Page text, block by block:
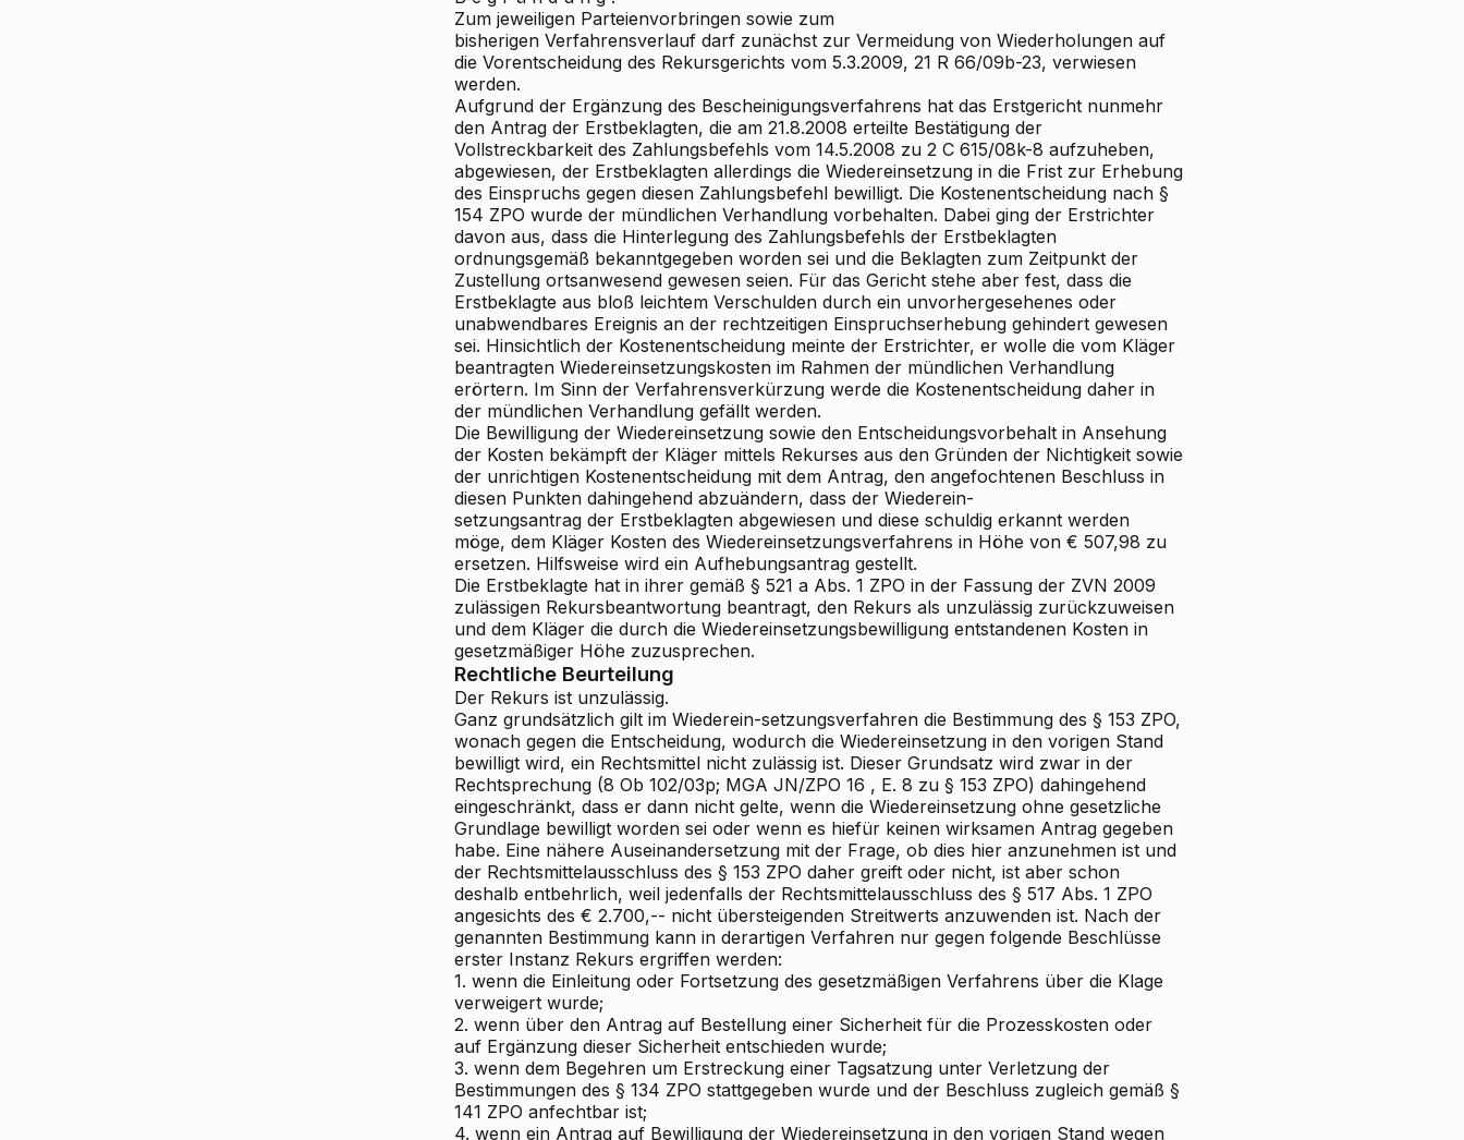
Zum jeweiligen Parteienvorbringen sowie zum
bisherigen Verfahrensverlauf darf zunächst zur Vermeidung von Wiederholungen auf
die Vorentscheidung des Rekursgerichts vom 5.3.2009, 21 R 66/09b-23, verwiesen
werden.
Aufgrund der Ergänzung des Bescheinigungsverfahrens hat das Erstgericht nunmehr
den Antrag der Erstbeklagten, die am 21.8.2008 erteilte Bestätigung der
Vollstreckbarkeit des Zahlungsbefehls vom 14.5.2008 zu 2 C 615/08k-8 aufzuheben,
abgewiesen, der Erstbeklagten allerdings die Wiedereinsetzung in die Frist zur Erhebung
des Einspruchs gegen diesen Zahlungsbefehl bewilligt. Die Kostenentscheidung nach §
154 ZPO wurde der mündlichen Verhandlung vorbehalten. Dabei ging der Erstrichter
davon aus, dass die Hinterlegung des Zahlungsbefehls der Erstbeklagten
ordnungsgemäß bekanntgegeben worden sei und die Beklagten zum Zeitpunkt der
Zustellung ortsanwesend gewesen seien. Für das Gericht stehe aber fest, dass die
Erstbeklagte aus bloß leichtem Verschulden durch ein unvorhergesehenes oder
unabwendbares Ereignis an der rechtzeitigen Einspruchserhebung gehindert gewesen
sei. Hinsichtlich der Kostenentscheidung meinte der Erstrichter, er wolle die vom Kläger
beantragten Wiedereinsetzungskosten im Rahmen der mündlichen Verhandlung
erörtern. Im Sinn der Verfahrensverkürzung werde die Kostenentscheidung daher in
der mündlichen Verhandlung gefällt werden.
Die Bewilligung der Wiedereinsetzung sowie den Entscheidungsvorbehalt in Ansehung
der Kosten bekämpft der Kläger mittels Rekurses aus den Gründen der Nichtigkeit sowie
der unrichtigen Kostenentscheidung mit dem Antrag, den angefochtenen Beschluss in
diesen Punkten dahingehend abzuändern, dass der Wiederein-
setzungsantrag der Erstbeklagten abgewiesen und diese schuldig erkannt werden
möge, dem Kläger Kosten des Wiedereinsetzungsverfahrens in Höhe von € 507,98 zu
ersetzen. Hilfsweise wird ein Aufhebungsantrag gestellt.
Die Erstbeklagte hat in ihrer gemäß § 521 a Abs. 1 ZPO in der Fassung der ZVN 2009
zulässigen Rekursbeantwortung beantragt, den Rekurs als unzulässig zurückzuweisen
und dem Kläger die durch die Wiedereinsetzungsbewilligung entstandenen Kosten in
gesetzmäßiger Höhe zuzusprechen.
Rechtliche Beurteilung
Der Rekurs ist unzulässig.
Ganz grundsätzlich gilt im Wiederein-setzungsverfahren die Bestimmung des § 153 ZPO,
wonach gegen die Entscheidung, wodurch die Wiedereinsetzung in den vorigen Stand
bewilligt wird, ein Rechtsmittel nicht zulässig ist. Dieser Grundsatz wird zwar in der
Rechtsprechung (8 Ob 102/03p; MGA JN/ZPO 16 , E. 8 zu § 153 ZPO) dahingehend
eingeschränkt, dass er dann nicht gelte, wenn die Wiedereinsetzung ohne gesetzliche
Grundlage bewilligt worden sei oder wenn es hiefür keinen wirksamen Antrag gegeben
habe. Eine nähere Auseinandersetzung mit der Frage, ob dies hier anzunehmen ist und
der Rechtsmittelausschluss des § 153 ZPO daher greift oder nicht, ist aber schon
deshalb entbehrlich, weil jedenfalls der Rechtsmittelausschluss des § 517 Abs. 1 ZPO
angesichts des € 2.700,-- nicht übersteigenden Streitwerts anzuwenden ist. Nach der
genannten Bestimmung kann in derartigen Verfahren nur gegen folgende Beschlüsse
erster Instanz Rekurs ergriffen werden:
1. wenn die Einleitung oder Fortsetzung des gesetzmäßigen Verfahrens über die Klage
verweigert wurde;
2. wenn über den Antrag auf Bestellung einer Sicherheit für die Prozesskosten oder
auf Ergänzung dieser Sicherheit entschieden wurde;
3. wenn dem Begehren um Erstreckung einer Tagsatzung unter Verletzung der
Bestimmungen des § 134 ZPO stattgegeben wurde und der Beschluss zugleich gemäß §
141 ZPO anfechtbar ist;
4. wenn ein Antrag auf Bewilligung der Wiedereinsetzung in den vorigen Stand wegen